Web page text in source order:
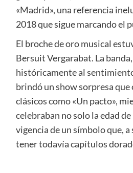
«Madrid», una referencia
2018 que sigue marcando el
El broche de oro musical
Bersuit Vergarabat. La
históricamente al
brindó un show sorpresa que
clásicos como «Un pacto»,
celebraban no solo la edad
vigencia de un símbolo que, a
tener todavía capítulos